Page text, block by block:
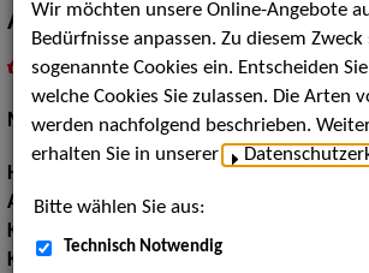
Anja F.
inMeine Merklistelegen
Models / Werbung:Fotomodell,
Haarfarbe:
Augenfarbe:grün-braun
Körpergröße:
Konfektionsgröße:
Wir möchten unsere Online-Angebote
Bedürfnisse anpassen. Zu diesem
sogenannte Cookies ein. Entscheiden
welche Cookies Sie zulassen. Die Arten
werden nachfolgend beschrieben.
erhalten Sie in unserer
Bitte wählen Sie aus:
Technisch Notwendig